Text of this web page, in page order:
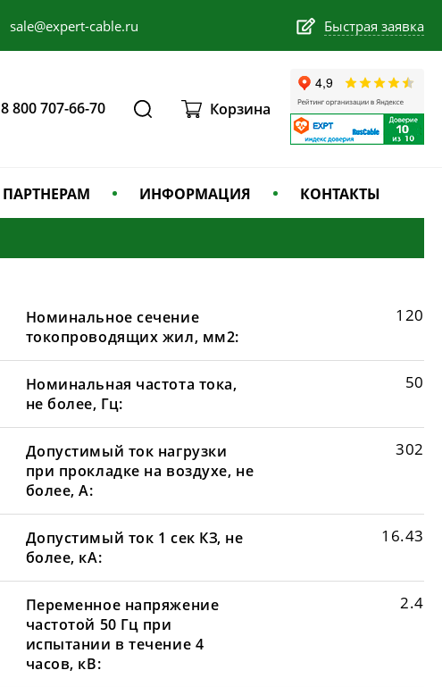
sale@expert-cable.ru Быстрая заявка
8 800 707-66-70 Корзина
ПАРТНЕРАМ ИНФОРМАЦИЯ КОНТАКТЫ
Номинальное сечение
токопроводящих жил, мм2:
120
Номинальная частота тока,
не более, Гц:
50
Допустимый ток нагрузки
при прокладке на воздухе, не
более, А:
302
Допустимый ток 1 сек КЗ, не
более, кА:
16.43
Переменное напряжение
частотой 50 Гц при
испытании в течение 4
часов, кВ:
2.4